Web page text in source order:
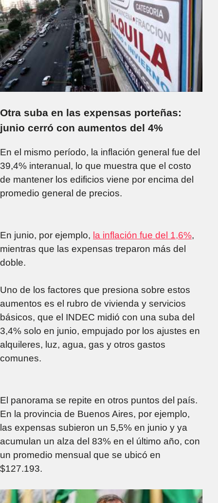
Otra suba en las expensas porteñas:
junio cerró con aumentos del 4%
En el mismo período, la inflación general fue del
39,4% interanual, lo que muestra que el costo
de mantener los edificios viene por encima del
promedio general de precios.
En junio, por ejemplo, la inflación fue del 1,6%,
mientras que las expensas treparon más del
doble.
Uno de los factores que presiona sobre estos
aumentos es el rubro de vivienda y servicios
básicos, que el INDEC midió con una suba del
3,4% solo en junio, empujado por los ajustes en
alquileres, luz, agua, gas y otros gastos
comunes.
El panorama se repite en otros puntos del país.
En la provincia de Buenos Aires, por ejemplo,
las expensas subieron un 5,5% en junio y ya
acumulan un alza del 83% en el último año, con
un promedio mensual que se ubicó en
$127.193.